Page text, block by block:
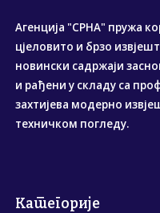
Агенција "СРНА" пружа
цјеловито и брзо
новински садржаји
и рађени у складу са
захтијева модерно
техничком погледу.
Категорије